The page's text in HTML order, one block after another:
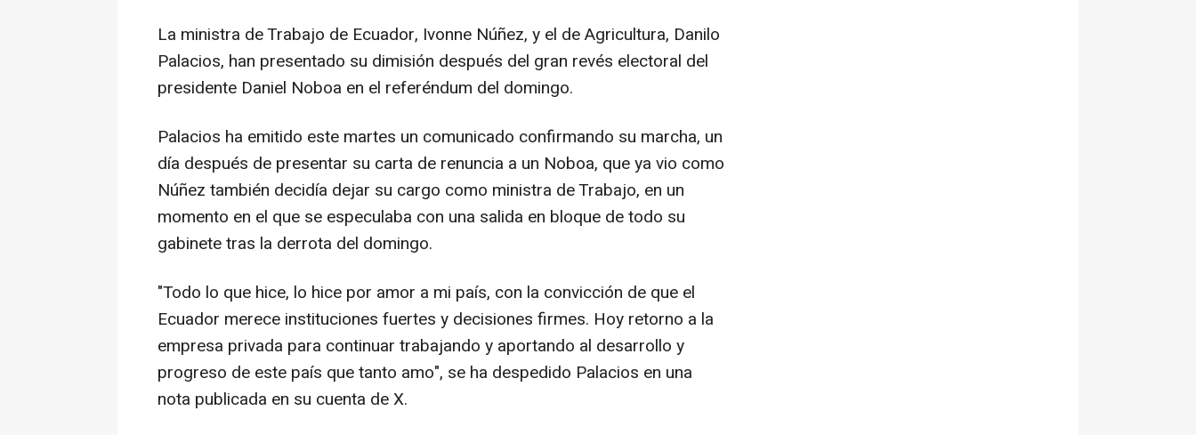
La ministra de Trabajo de Ecuador, Ivonne Núñez, y el de Agricultura, Danilo
Palacios, han presentado su dimisión después del gran revés electoral del
presidente Daniel Noboa en el referéndum del domingo.
Palacios ha emitido este martes un comunicado confirmando su marcha, un
día después de presentar su carta de renuncia a un Noboa, que ya vio como
Núñez también decidía dejar su cargo como ministra de Trabajo, en un
momento en el que se especulaba con una salida en bloque de todo su
gabinete tras la derrota del domingo.
"Todo lo que hice, lo hice por amor a mi país, con la convicción de que el
Ecuador merece instituciones fuertes y decisiones firmes. Hoy retorno a la
empresa privada para continuar trabajando y aportando al desarrollo y
progreso de este país que tanto amo", se ha despedido Palacios en una
nota publicada en su cuenta de X.